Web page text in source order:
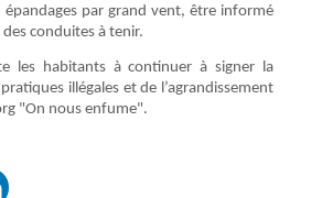
épandages par grand vent, être informé
conduites à tenir.
les habitants à continuer à signer la
illégales et de l’agrandissement
"On nous enfume".